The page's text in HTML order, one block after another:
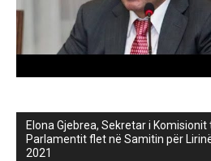
Elona Gjebrea, Sekretar i
Parlamentit flet në Samitin për
2021